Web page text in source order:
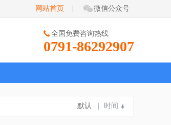
网站首页 微信公众号
全国免费咨询热线
0791-86292907
默认 时间